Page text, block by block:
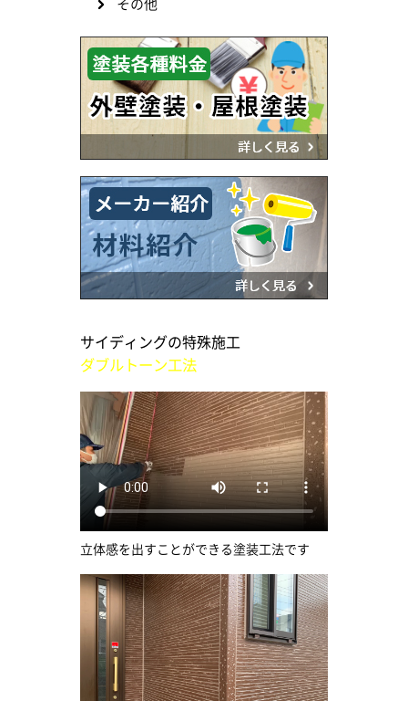
その他
サイディングの特殊施工
ダブルトーン工法
立体感を出すことができる塗装工法です